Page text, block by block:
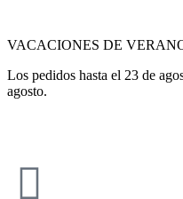
VACACIONES DE
Los pedidos hasta el 23 de
agosto.